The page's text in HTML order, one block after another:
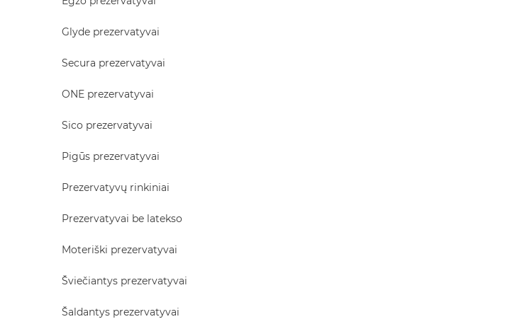
Glyde prezervatyvai
Secura prezervatyvai
ONE prezervatyvai
Sico prezervatyvai
Pigūs prezervatyvai
Prezervatyvų rinkiniai
Prezervatyvai be latekso
Moteriški prezervatyvai
Šviečiantys prezervatyvai
Šaldantys prezervatyvai